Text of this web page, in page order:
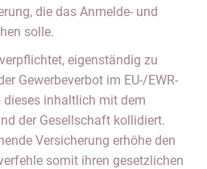
die das Anmelde- und
solle.
eigenständig zu
Gewerbeverbot im EU-/EWR-
inhaltlich mit dem
der Gesellschaft kollidiert.
Versicherung erhöhe den
somit ihren gesetzlichen